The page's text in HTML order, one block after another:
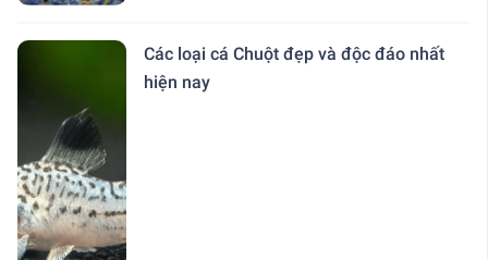
Các loại cá Chuột đẹp và độc đáo nhất
hiện nay